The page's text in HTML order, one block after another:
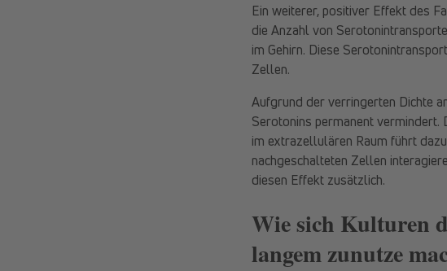
Ein weiterer, positiver Effekt des
die Anzahl von
im Gehirn. Diese
Zellen.
Aufgrund der verringerten Dichte
Serotonins permanent
im extrazellulären Raum führt
nachgeschalteten Zellen
diesen Effekt zusätzlich.
Wie sich Kulturen
langem zunutze